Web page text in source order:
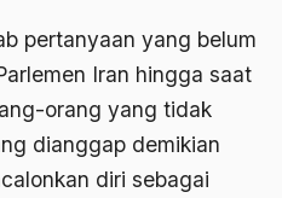
pertanyaan yang belum
Iran hingga saat
orang yang tidak
dianggap demikian
diri sebagai